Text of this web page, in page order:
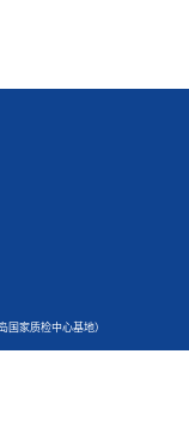
家质检中心基地）